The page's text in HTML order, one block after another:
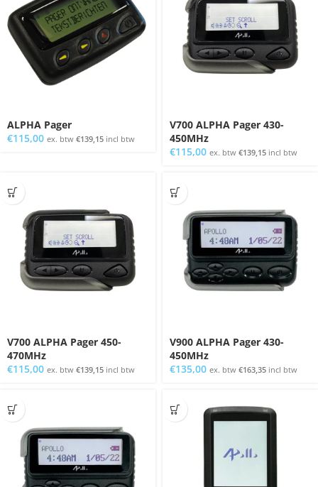
ALPHA Pager
€115,00 ex. btw €139,15 incl btw
V700 ALPHA Pager 430-
450MHz
€115,00 ex. btw €139,15 incl btw
V700 ALPHA Pager 450-
470MHz
€115,00 ex. btw €139,15 incl btw
V900 ALPHA Pager 430-
450MHz
€135,00 ex. btw €163,35 incl btw